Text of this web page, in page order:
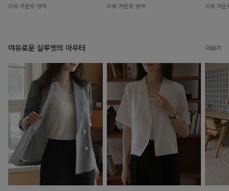
리뷰 카운트 영역 리뷰 카운트 영역 리뷰 카운
여유로운 실루엣의 아우터 더보기